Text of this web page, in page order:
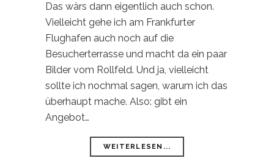
Das wärs dann eigentlich auch schon.
Vielleicht gehe ich am Frankfurter
Flughafen auch noch auf die
Besucherterrasse und macht da ein paar
Bilder vom Rollfeld. Und ja, vielleicht
sollte ich nochmal sagen, warum ich das
überhaupt mache. Also: gibt ein
Angebot…
WEITERLESEN...